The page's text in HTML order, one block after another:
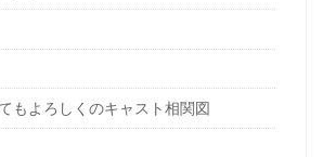
もよろしくのキャスト相関図